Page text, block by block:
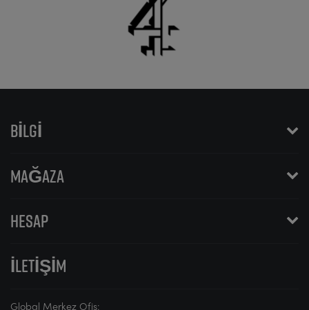
BILGI
MAĞAZA
HESAP
İLETIŞIM
Global Merkez Ofis: